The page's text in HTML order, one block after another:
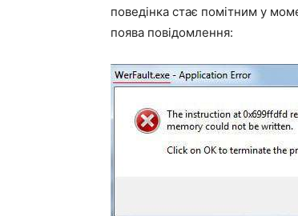
поведінка стає помітним у
поява повідомлення: